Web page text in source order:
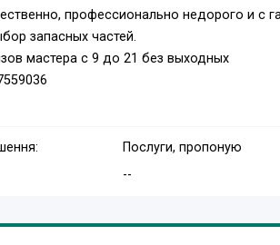
профессионально недорого и с
запасных частей.
мастера с 9 до 21 без выходных
Послуги, пропоную
--